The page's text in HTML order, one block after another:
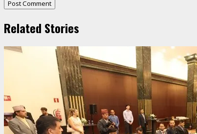
Related Stories